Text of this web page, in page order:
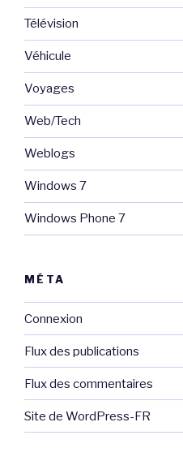
Télévision
Véhicule
Voyages
Web/Tech
Weblogs
Windows 7
Windows Phone 7
MÉTA
Connexion
Flux des publications
Flux des commentaires
Site de WordPress-FR